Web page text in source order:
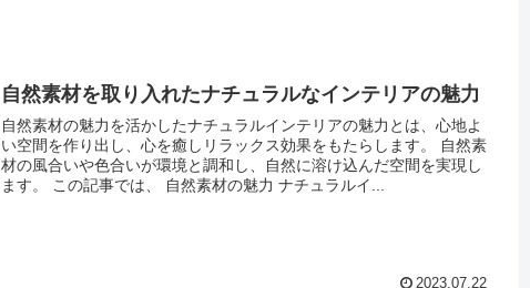
自然素材を取り入れたナチュラルなインテリアの魅力
自然素材の魅力を活かしたナチュラルインテリアの魅力とは、心地よ
い空間を作り出し、心を癒しリラックス効果をもたらします。 自然素
材の風合いや色合いが環境と調和し、自然に溶け込んだ空間を実現し
ます。 この記事では、 自然素材の魅力 ナチュラルイ...
2023.07.22